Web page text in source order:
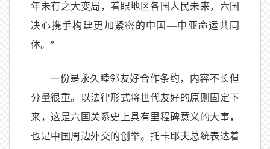
年未有之大变局，着眼地区各国人民未来，六国
决心携手构建更加紧密的中国—中亚命运共同
体。”
一份是永久睦邻友好合作条约，内容不长但
分量很重。以法律形式将世代友好的原则固定下
来，这是六国关系史上具有里程碑意义的大事，
也是中国周边外交的创举。托卡耶夫总统表达着